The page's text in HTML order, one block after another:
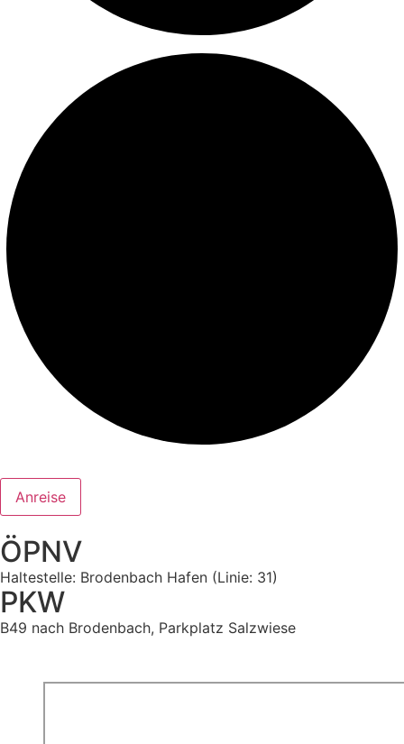
Anreise
ÖPNV
Haltestelle: Brodenbach Hafen (Linie: 31)
PKW
B49 nach Brodenbach, Parkplatz Salzwiese